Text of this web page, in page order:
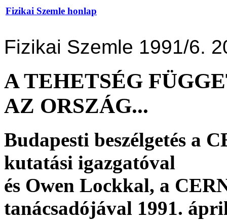
Fizikai Szemle honlap
Fizikai Szemle 1991/6.
A TEHETSÉG
AZ ORSZÁG...
Budapesti beszélgetés a
kutatási igazgatóval
és Owen Lockkal, a
tanácsadójával 1991.